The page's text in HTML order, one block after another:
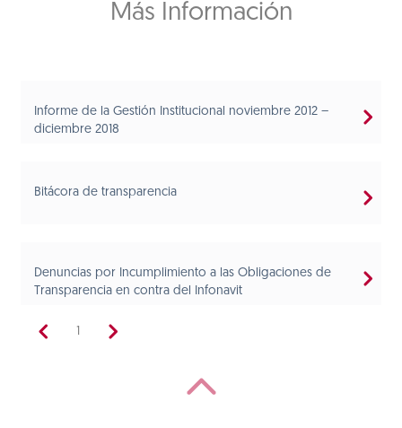
Más Información
Informe de la Gestión Institucional noviembre 2012 –
diciembre 2018
Bitácora de transparencia
Denuncias por Incumplimiento a las Obligaciones de
Transparencia en contra del Infonavit
1